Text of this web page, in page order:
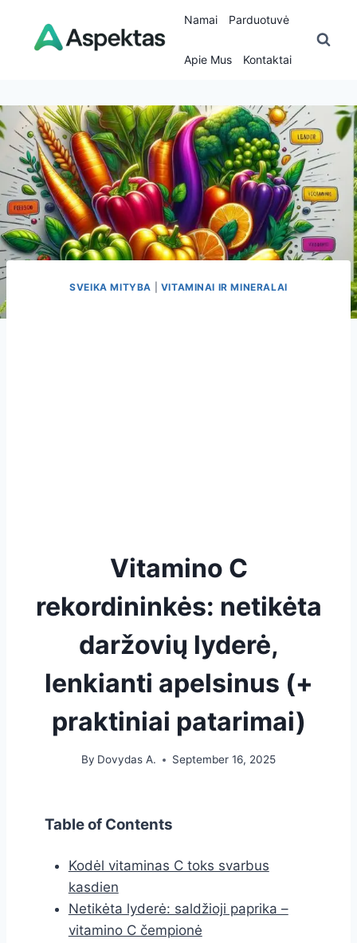
content
Namai Parduotuvė
Apie Mus Kontaktai
SVEIKA MITYBA VITAMINAI IR MINERALAI
Vitamino C
rekordininkės: netikėta
daržovių lyderė,
lenkianti apelsinus (+
praktiniai patarimai)
By Dovydas A. September 16, 2025
Table of Contents
Kodėl vitaminas C toks svarbus
kasdien
Netikėta lyderė: saldžioji paprika –
vitamino C čempionė